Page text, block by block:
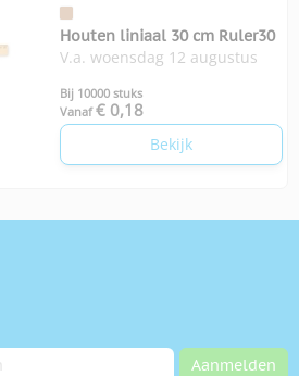
Houten liniaal 30 cm Ruler30
V.a. woensdag 12 augustus
Bij 10000 stuks
Vanaf € 0,18
Bekijk
Aanmelden